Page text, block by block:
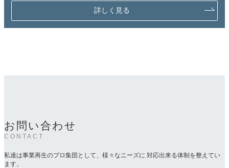
詳しく見る
お問い合わせ
CONTACT
私達は事業再生のプロ集団として、様々なニーズに 対応出来る体制を整えてい
ます。